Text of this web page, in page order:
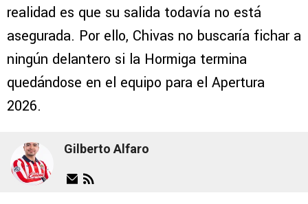
realidad es que su salida todavía no está
asegurada. Por ello, Chivas no buscaría fichar a
ningún delantero si la Hormiga termina
quedándose en el equipo para el Apertura
2026.
Gilberto Alfaro